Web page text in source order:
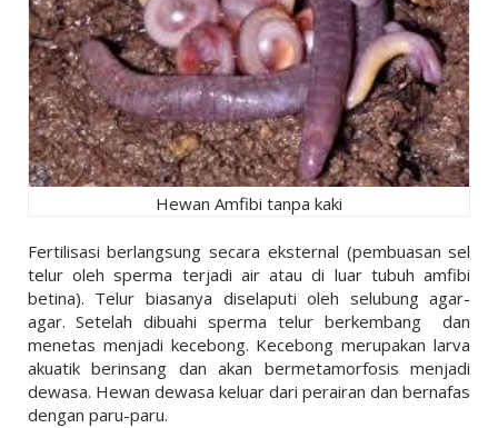
Hewan Amfibi tanpa kaki
Fertilisasi berlangsung secara eksternal (pembuasan sel
telur oleh sperma terjadi air atau di luar tubuh amfibi
betina). Telur biasanya diselaputi oleh selubung agar-
agar. Setelah dibuahi sperma telur berkembang
dan
menetas menjadi kecebong. Kecebong merupakan larva
akuatik berinsang dan akan bermetamorfosis menjadi
dewasa. Hewan dewasa keluar dari perairan dan bernafas
dengan paru-paru.